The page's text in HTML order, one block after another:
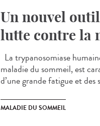
Un nouvel
lutte contre la
La trypanosomiase
maladie du sommeil, est
d’une grande fatigue et des
MALADIE DU SOMMEIL